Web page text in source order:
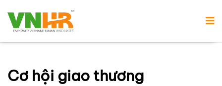
Cơ hội giao thương